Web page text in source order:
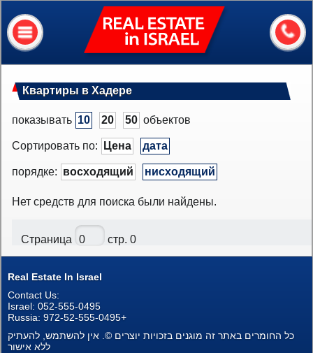
Квартиры в Хадере
показывать 10 20 50 объектов
Сортировать по: Цена дата
порядке: восходящий нисходящий
Нет средств для поиска были найдены.
Страница стр. 0
Real Estate In Israel
Contact Us:
Israel: 052-555-0495
Russia: 972-52-555-0495+
כל החומרים באתר זה מוגנים בזכויות יוצרים ©. אין להשתמש, להעתיק
ללא אישור
Real
Estate
In
Israel
Обо мне
Assets
Квартиры
Новостройки